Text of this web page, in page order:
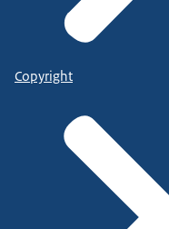
Copyright